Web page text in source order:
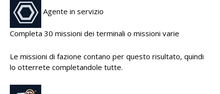
Agente in servizio
Completa 30 missioni dei terminali o missioni varie
Le missioni di fazione contano per questo risultato, quindi
lo otterrete completandole tutte.